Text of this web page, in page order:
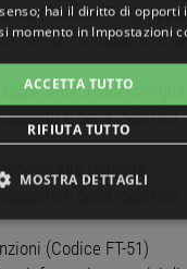
(Codice FT-48)
servizi di supporto e
alla famiglia
e della logistica,
alla famiglia
e della logistica,
(Codice FT-51)
hai il diritto di opporti
momento in Impostazioni
ACCETTA TUTTO
RIFIUTA TUTTO
MOSTRA DETTAGLI